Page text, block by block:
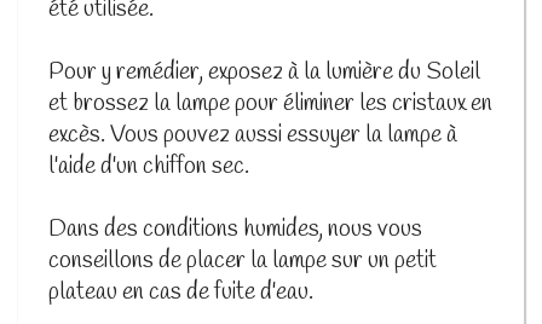
été utilisée.
Pour y remédier, exposez à la lumière du Soleil
et brossez la lampe pour éliminer les cristaux en
excès. Vous pouvez aussi essuyer la lampe à
l'aide d'un chiffon sec.
Dans des conditions humides, nous vous
conseillons de placer la lampe sur un petit
plateau en cas de fuite d'eau.